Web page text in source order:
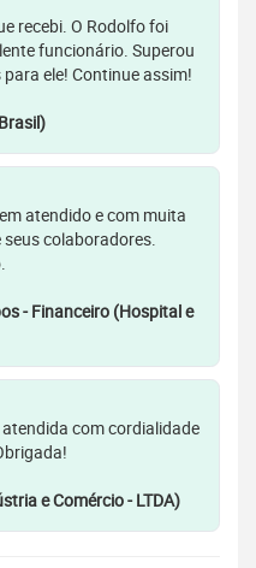
recebi. O Rodolfo foi
funcionário. Superou
ele! Continue assim!
atendido e com muita
colaboradores.
- Financeiro (Hospital e
com cordialidade
e Comércio - LTDA)